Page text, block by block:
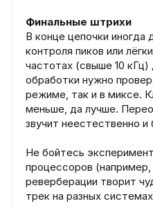
Финальные штрихи
В конце цепочки иногда
контроля пиков или
частотах (свыше 10
обработки нужно
режиме, так и в миксе.
меньше, да лучше.
звучит неестественно
Не бойтесь
процессоров
реверберации творит
трек на разных